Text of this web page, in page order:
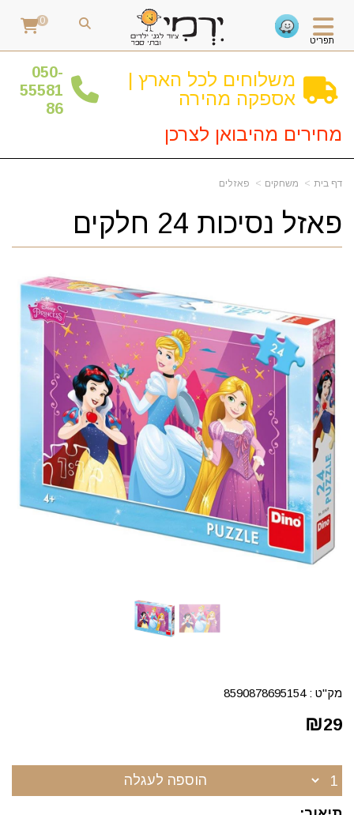
תפריט
0
משלוחים לכל הארץ |
אספקה מהירה
050-
55581
86
מחירים מהיבואן לצרכן
דף בית משחקים פאזלים
פאזל נסיכות 24 חלקים
מק"ט :8590878695154
₪29
הוספה לעגלה